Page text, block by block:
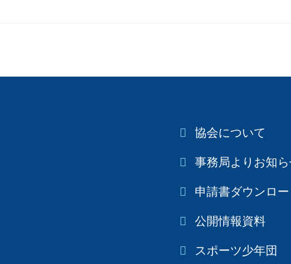
協会について
事務局よりお知
申請書ダウンロ
公開情報資料
スポーツ少年団